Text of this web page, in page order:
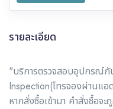
รายละเอียด
"บริการตรวจสอบอุปกรณ์กั
Inspection(โทรจองผ่านแ
หากสั่งซื้อเข้ามา คำสั่งซื้อจะ